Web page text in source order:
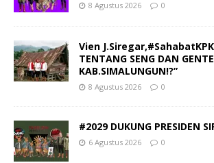
8 Agustus 2026 0
Vien
TENTANG SENG DAN
KAB.SIMALUNGUN!?”
8 Agustus 2026 0
#2029 DUKUNG PRESIDEN
6 Agustus 2026 0